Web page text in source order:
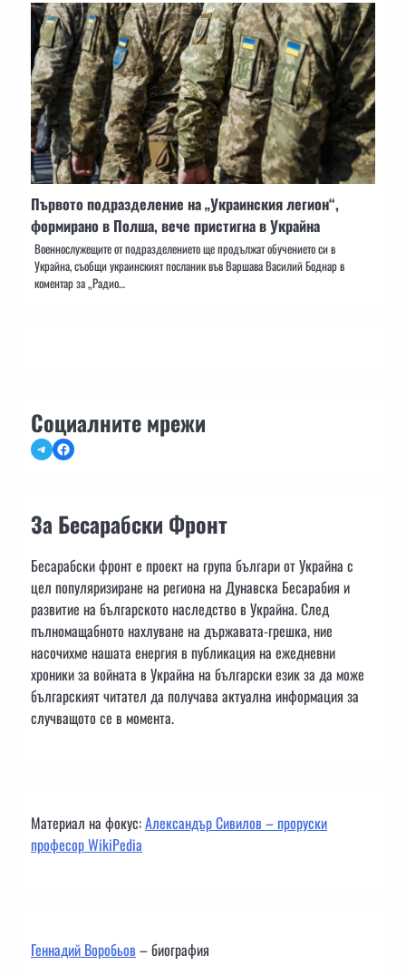
Първото подразделение на „Украинския легион“,
формирано в Полша, вече пристигна в Украйна
Военнослужещите от подразделението ще продължат обучението си в
Украйна, съобщи украинският посланик във Варшава Василий Боднар в
коментар за „Радио…
Социалните мрежи
TelegramFacebook
За Бесарабски Фронт
Бесарабски фронт е проект на група българи от Украйна с
цел популяризиране на региона на Дунавска Бесарабия и
развитие на българското наследство в Украйна. След
пълномащабното нахлуване на държавата-грешка, ние
насочихме нашата енергия в публикация на ежедневни
хроники за войната в Украйна на български език за да може
българският читател да получава актуална информация за
случващото се в момента.
Материал на фокус:Александър Сивилов – проруски
професор WikiPedia
Геннадий Воробьов– биография